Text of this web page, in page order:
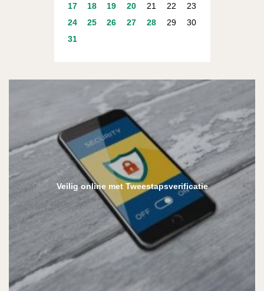
17
18 19 20 21 22
23
24
25 26 27 28 29
30
31
Veilig online met Tweestapsverificatie